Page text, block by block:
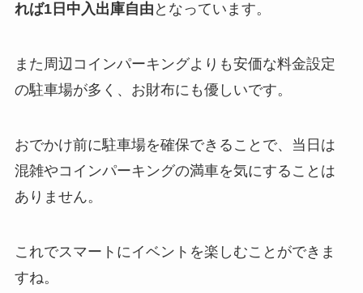
れば1日中入出庫自由 となっています。
また周辺コインパーキングよりも安価な料金設定
の駐車場が多く、お財布にも優しいです。
おでかけ前に駐車場を確保できることで、当日は
混雑やコインパーキングの満車を気にすることは
ありません。
これでスマートにイベントを楽しむことができま
すね。